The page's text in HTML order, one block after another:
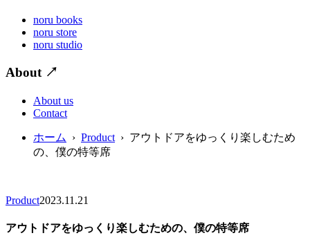
noru books
noru store
noru studio
About ↗
About us
Contact
ホーム › Product › アウトドアをゆっくり楽しむため
の、僕の特等席
Product2023.11.21
アウトドアをゆっくり楽しむための、僕の特等席